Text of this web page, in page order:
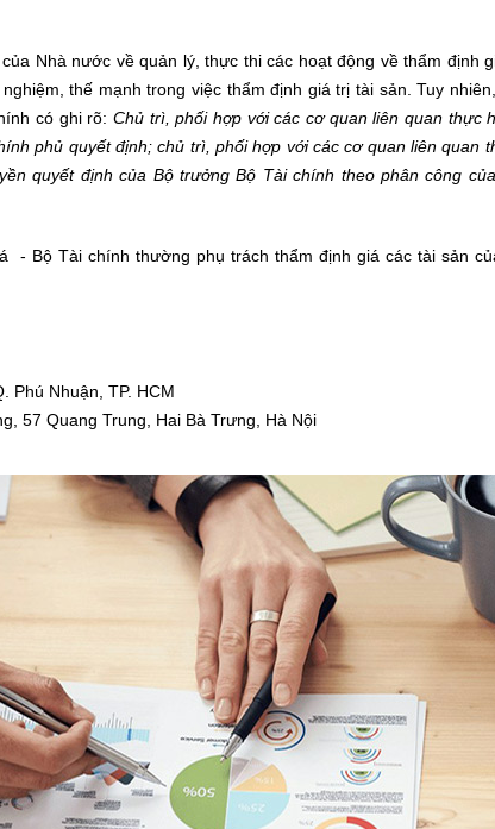
Nhà nước về quản lý, thực thi các hoạt động về thẩm định
thế mạnh trong việc thẩm định giá trị tài sản. Tuy
có ghi rõ: Chủ trì, phối hợp với các cơ quan liên quan thực
phủ quyết định; chủ trì, phối hợp với các cơ quan liên quan
quyết định của Bộ trưởng Bộ Tài chính theo phân công
- Bộ Tài chính thường phụ trách thẩm định giá các tài sản
Phú Nhuận, TP. HCM
57 Quang Trung, Hai Bà Trưng, Hà Nội